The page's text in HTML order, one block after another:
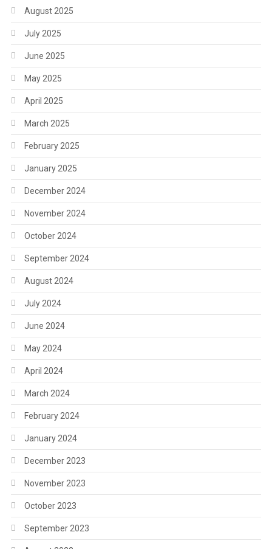
August 2025
July 2025
June 2025
May 2025
April 2025
March 2025
February 2025
January 2025
December 2024
November 2024
October 2024
September 2024
August 2024
July 2024
June 2024
May 2024
April 2024
March 2024
February 2024
January 2024
December 2023
November 2023
October 2023
September 2023